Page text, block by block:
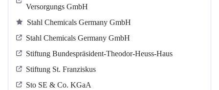
Versorgungs GmbH
Stahl Chemicals Germany GmbH
Stahl Chemicals Germany GmbH
Stiftung Bundespräsident-Theodor-Heuss-Haus
Stiftung St. Franziskus
Sto SE & Co. KGaA